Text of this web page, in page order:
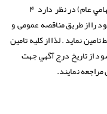
(سهامي عام) در نظر دارد ۴
را از طریق مناقصه عمومی و
نماید . لذا از كليه تامین
از تاريخ درج آگهي جهت
نمايند.